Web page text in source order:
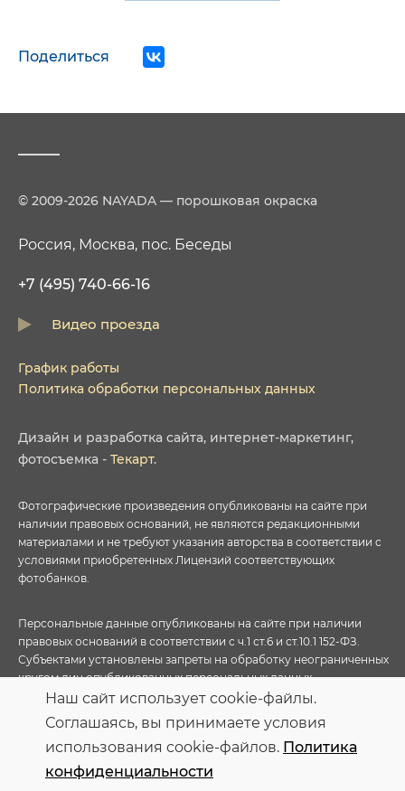
Поделиться
© 2009-2026 NAYADA — порошковая окраска
Россия, Москва, пос. Беседы
+7 (495) 740-66-16
Видео проезда
График работы
Политика обработки персональных данных
Дизайн и разработка сайта, интернет-маркетинг,
фотосъемка - Текарт.
Фотографические произведения опубликованы на сайте при
наличии правовых оснований, не являются редакционными
материалами и не требуют указания авторства в соответствии с
условиями приобретенных Лицензий соответствующих
фотобанков.
Персональные данные опубликованы на сайте при наличии
правовых оснований в соответствии с ч.1 ст.6 и ст.10.1 152-ФЗ.
Субъектами установлены запреты на обработку неограниченных
кругом лиц опубликованных персональных данных
Наш сайт использует cookie-файлы.
Соглашаясь, вы принимаете условия
использования cookie-файлов. Политика
конфиденциальности